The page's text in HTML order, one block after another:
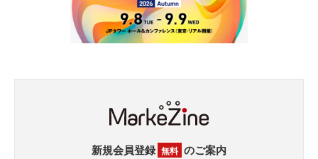
新規会員登録 無料 のご案内